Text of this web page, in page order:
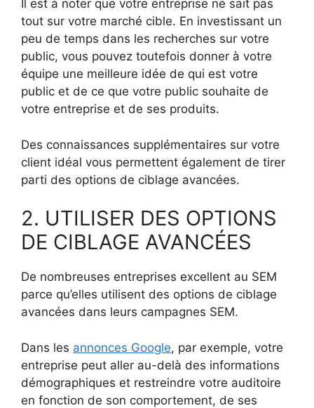
Il est à noter que votre entreprise ne sait pas
tout sur votre marché cible. En investissant un
peu de temps dans les recherches sur votre
public, vous pouvez toutefois donner à votre
équipe une meilleure idée de qui est votre
public et de ce que votre public souhaite de
votre entreprise et de ses produits.
Des connaissances supplémentaires sur votre
client idéal vous permettent également de tirer
parti des options de ciblage avancées.
2. UTILISER DES OPTIONS
DE CIBLAGE AVANCÉES
De nombreuses entreprises excellent au SEM
parce qu’elles utilisent des options de ciblage
avancées dans leurs campagnes SEM.
Dans les annonces Google, par exemple, votre
entreprise peut aller au-delà des informations
démographiques et restreindre votre auditoire
en fonction de son comportement, de ses